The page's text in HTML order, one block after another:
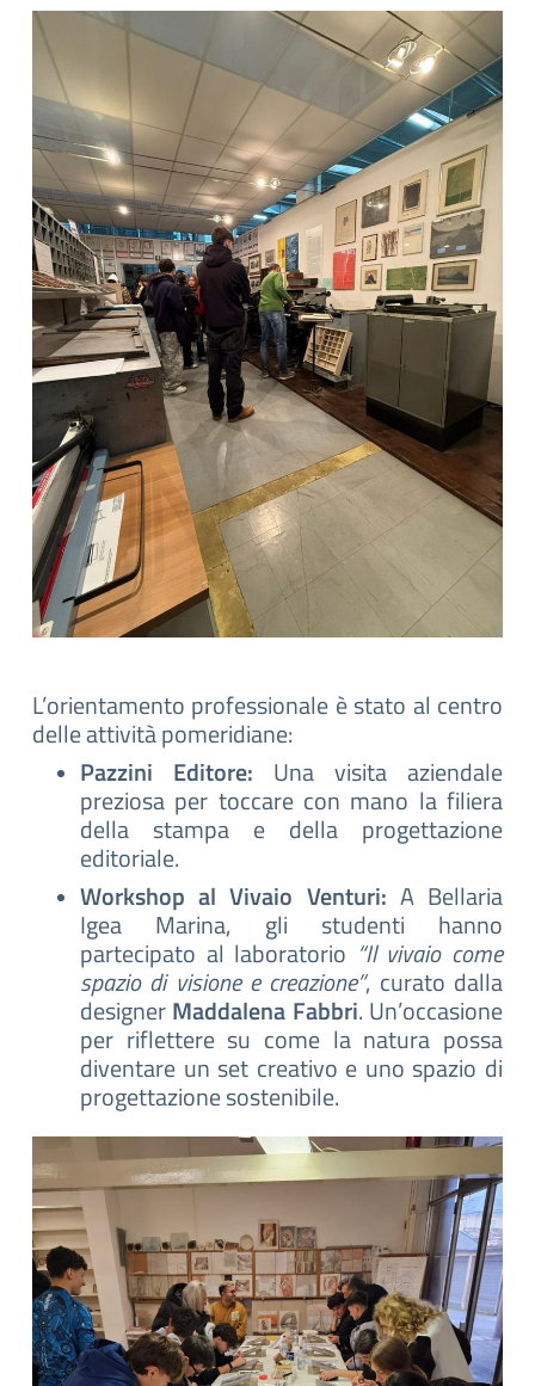
L’orientamento professionale è stato al centro
delle attività pomeridiane:
Pazzini Editore: Una visita aziendale
preziosa per toccare con mano la filiera
della stampa e della progettazione
editoriale.
Workshop al Vivaio Venturi: A Bellaria
Igea Marina, gli studenti hanno
partecipato al laboratorio “Il vivaio come
spazio di visione e creazione”, curato dalla
designerMaddalena Fabbri. Un’occasione
per riflettere su come la natura possa
diventare un set creativo e uno spazio di
progettazione sostenibile.